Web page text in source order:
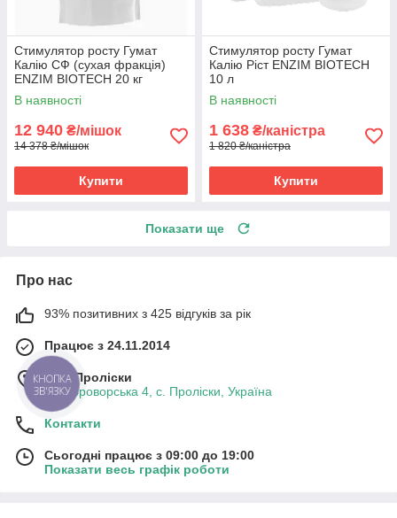
Стимулятор росту Гумат
Калію СФ (сухая фракція)
ENZIM BIOTECH 20 кг
В наявності
12 940 ₴/мішок
14 378 ₴/мішок
Купити
Стимулятор росту Гумат
Калію Ріст ENZIM BIOTECH
10 л
В наявності
1 638 ₴/каністра
1 820 ₴/каністра
Купити
Показати ще
Про нас
93% позитивних з 425 відгуків за рік
Працює з 24.11.2014
м. с. Проліски
вул. Броворська 4, с. Проліски, Україна
Контакти
Сьогодні працює з 09:00 до 19:00
Показати весь графік роботи
КНОПКА
ЗВ'ЯЗКУ